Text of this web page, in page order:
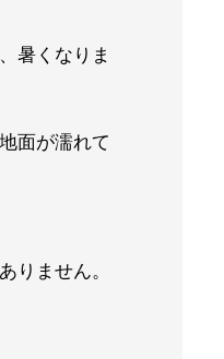
暑くなりま
面が濡れて
りません。